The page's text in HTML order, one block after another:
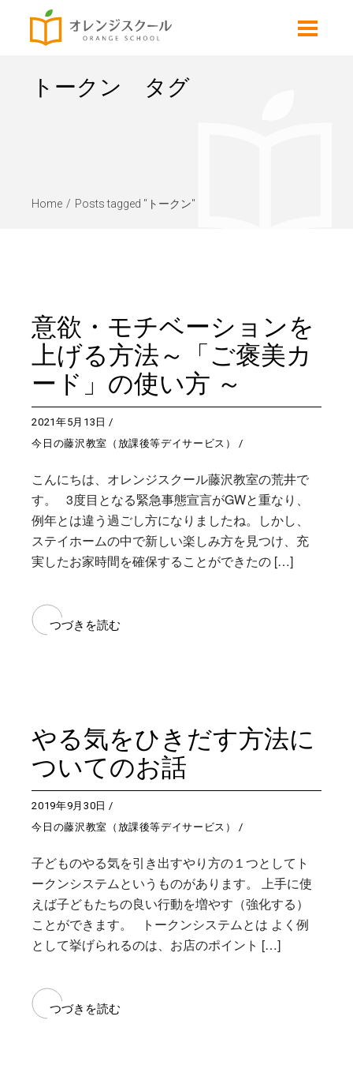
トークン タグ
Home Posts tagged "トークン"
意欲・モチベーションを
上げる方法～「ご褒美カ
ード」の使い方 ～
2021年5月13日
今日の藤沢教室（放課後等デイサービス）
こんにちは、オレンジスクール藤沢教室の荒井で
す。 3度目となる緊急事態宣言がGWと重なり、
例年とは違う過ごし方になりましたね。しかし、
ステイホームの中で新しい楽しみ方を見つけ、充
実したお家時間を確保することができたの […]
つづきを読む
やる気をひきだす方法に
ついてのお話
2019年9月30日
今日の藤沢教室（放課後等デイサービス）
子どものやる気を引き出すやり方の１つとしてト
ークンシステムというものがあります。 上手に使
えば子どもたちの良い行動を増やす（強化する）
ことができます。 トークンシステムとは よく例
として挙げられるのは、お店のポイント […]
つづきを読む